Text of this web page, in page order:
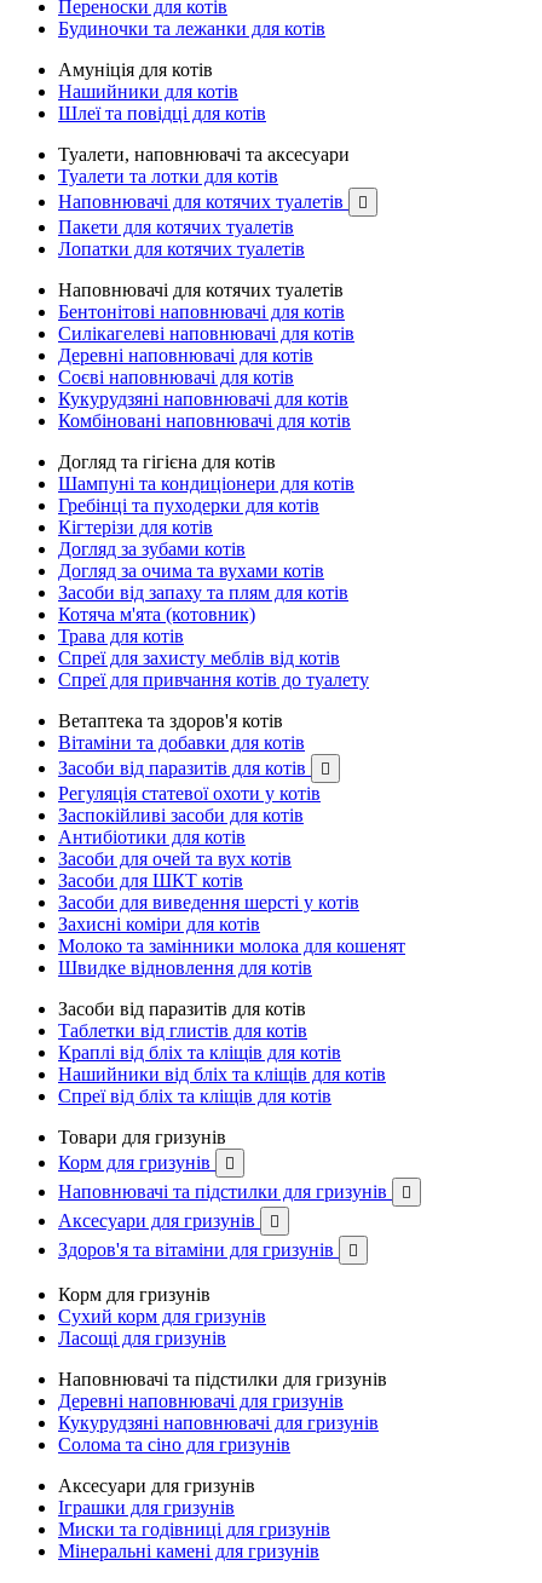
Переноски для котів
Будиночки та лежанки для котів
Амуніція для котів
Нашийники для котів
Шлеї та повідці для котів
Туалети, наповнювачі та аксесуари
Туалети та лотки для котів
Наповнювачі для котячих туалетів

Пакети для котячих туалетів
Лопатки для котячих туалетів
Наповнювачі для котячих туалетів
Бентонітові наповнювачі для котів
Силікагелеві наповнювачі для котів
Деревні наповнювачі для котів
Соєві наповнювачі для котів
Кукурудзяні наповнювачі для котів
Комбіновані наповнювачі для котів
Догляд та гігієна для котів
Шампуні та кондиціонери для котів
Гребінці та пуходерки для котів
Кігтерізи для котів
Догляд за зубами котів
Догляд за очима та вухами котів
Засоби від запаху та плям для котів
Котяча м'ята (котовник)
Трава для котів
Спреї для захисту меблів від котів
Спреї для привчання котів до туалету
Ветаптека та здоров'я котів
Вітаміни та добавки для котів
Засоби від паразитів для котів

Регуляція статевої охоти у котів
Заспокійливі засоби для котів
Антибіотики для котів
Засоби для очей та вух котів
Засоби для ШКТ котів
Засоби для виведення шерсті у котів
Захисні коміри для котів
Молоко та замінники молока для кошенят
Швидке відновлення для котів
Засоби від паразитів для котів
Таблетки від глистів для котів
Краплі від бліх та кліщів для котів
Нашийники від бліх та кліщів для котів
Спреї від бліх та кліщів для котів
Товари для гризунів
Корм для гризунів

Наповнювачі та підстилки для гризунів 
Аксесуари для гризунів 
Здоров'я та вітаміни для гризунів 
Корм для гризунів
Сухий корм для гризунів
Ласощі для гризунів
Наповнювачі та підстилки для гризунів
Деревні наповнювачі для гризунів
Кукурудзяні наповнювачі для гризунів
Солома та сіно для гризунів
Аксесуари для гризунів
Іграшки для гризунів
Миски та годівниці для гризунів
Мінеральні камені для гризунів